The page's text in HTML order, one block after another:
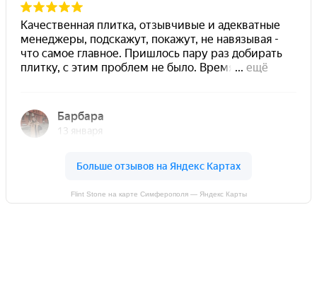
Flint Stone на карте Симферополя — Яндекс Карты